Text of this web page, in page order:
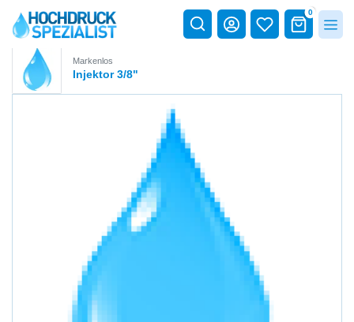
0
Markenlos
Injektor 3/8"